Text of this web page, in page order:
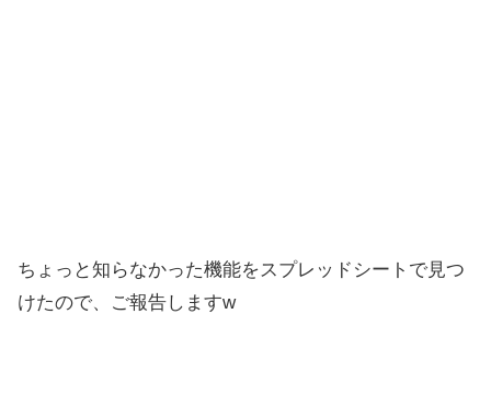
ちょっと知らなかった機能をスプレッドシートで見つ
けたので、ご報告しますw